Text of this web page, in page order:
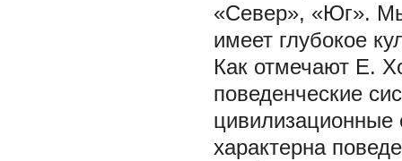
«Север», «Юг».
имеет глубокое
Как отмечают Е.
поведенческие
цивилизационные
характерна